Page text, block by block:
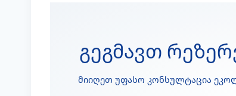
Გეგმავთ
მიიღეთ უფასო კონსულტაცია